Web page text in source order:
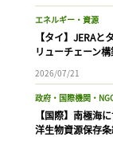
エネルギー・資源
【タイ】JERA
リューチェーン
2026/07/21
政府・国際機関・
【国際】南極海
洋生物資源保存